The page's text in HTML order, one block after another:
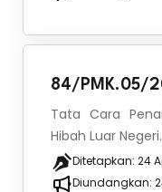
84/PMK.05/
Tata Cara
Hibah Luar Negeri.
Ditetapkan: 24
Diundangkan: